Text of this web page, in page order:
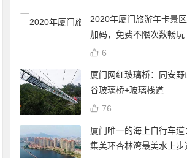
2020年厦门旅游年卡景
加码，免费不限次数畅玩
个景点
6
厦门网红玻璃桥：同安野
谷玻璃桥+玻璃栈道
76
厦门唯一的海上自行车道
集美环杏林湾最美水上步